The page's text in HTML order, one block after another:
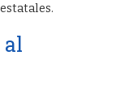
al